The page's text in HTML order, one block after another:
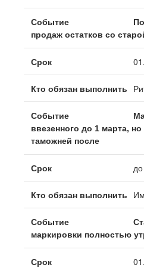
продаж остатков со
ввезенного до 1 марта,
таможней после
маркировки полностью